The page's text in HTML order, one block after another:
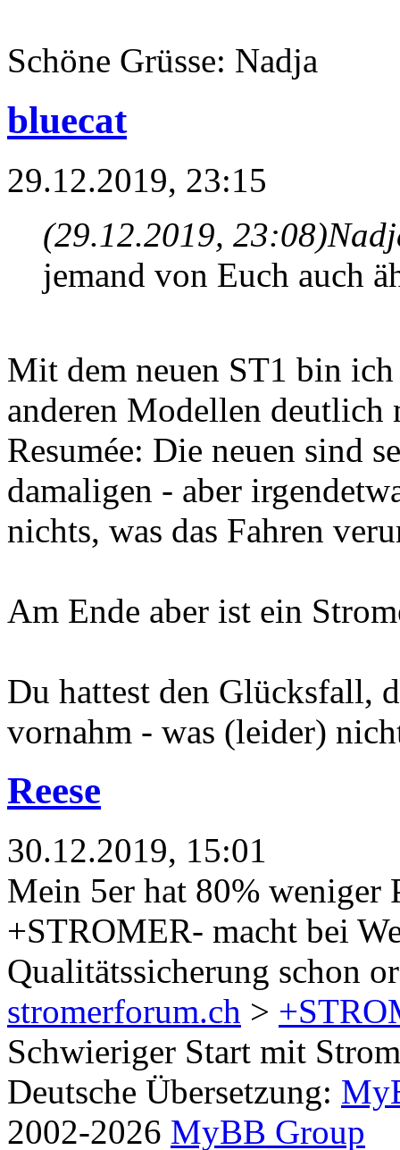
Schöne Grüsse: Nadja
bluecat
29.12.2019, 23:15
(29.12.2019, 23:08)
jemand von Euch auch
Mit dem neuen ST1 bin
anderen Modellen
Resumée: Die neuen sind
damaligen - aber
nichts, was das Fahren
Am Ende aber ist ein
Du hattest den Glücksfall,
vornahm - was (leider)
Reese
30.12.2019, 15:01
Mein 5er hat 80% weniger
+STROMER- macht bei
Qualitätssicherung schon
stromerforum.ch >
Schwieriger Start mit
Deutsche Übersetzung:
2002-2026 MyBB Group